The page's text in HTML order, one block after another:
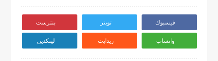
فيسبوك تويتر بنترست
واتساب ريدايت لينكدين